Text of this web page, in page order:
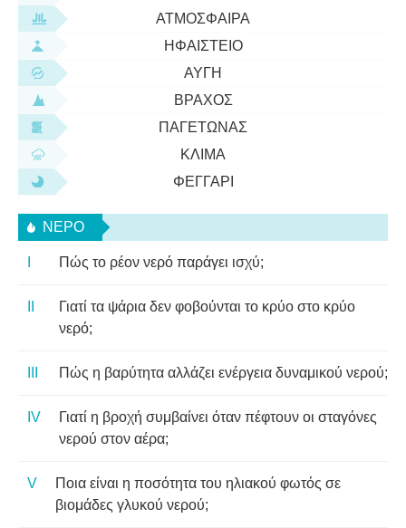
ΑΤΜΌΣΦΑΙΡΑ
ΗΦΑΊΣΤΕΙΟ
ΑΥΓΉ
ΒΡΆΧΟΣ
ΠΑΓΕΤΏΝΑΣ
ΚΛΊΜΑ
ΦΕΓΓΆΡΙ
ΝΕΡΌ
Πώς το ρέον νερό παράγει ισχύ;
Γιατί τα ψάρια δεν φοβούνται το κρύο στο κρύο
νερό;
Πώς η βαρύτητα αλλάζει ενέργεια δυναμικού νερού;
Γιατί η βροχή συμβαίνει όταν πέφτουν οι σταγόνες
νερού στον αέρα;
Ποια είναι η ποσότητα του ηλιακού φωτός σε
βιομάδες γλυκού νερού;